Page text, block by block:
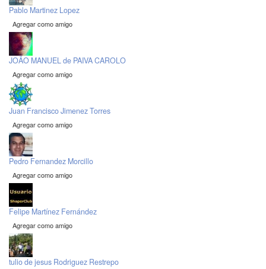
Pablo Martinez Lopez
Agregar como amigo
JOÃO MANUEL de PAIVA CAROLO
Agregar como amigo
Juan Francisco Jimenez Torres
Agregar como amigo
Pedro Fernandez Morcillo
Agregar como amigo
Felipe Martínez Fernández
Agregar como amigo
tulio de jesus Rodriguez Restrepo